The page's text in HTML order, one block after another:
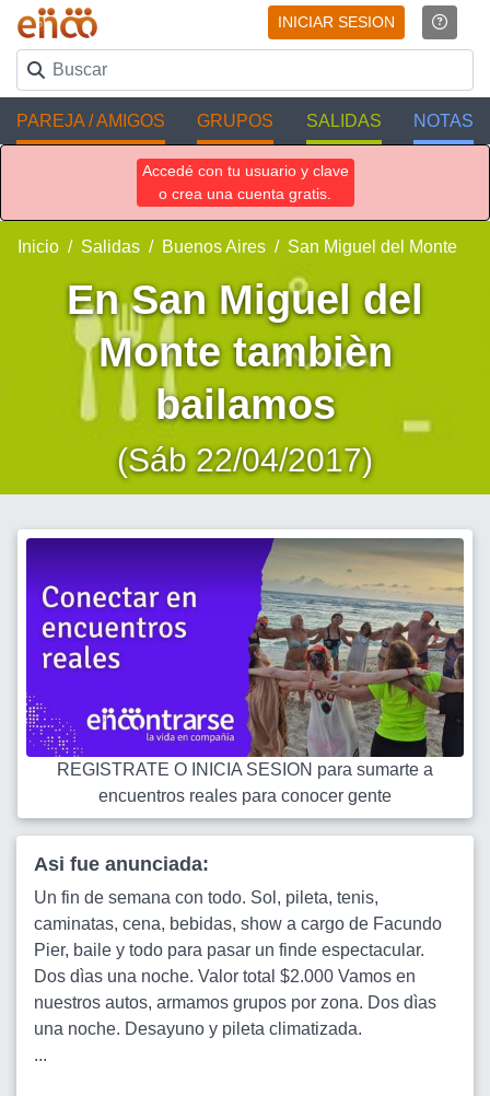
INICIAR SESION
PAREJA / AMIGOS GRUPOS SALIDAS NOTAS
Accedé con tu usuario y clave
o crea una cuenta gratis.
Inicio Salidas Buenos Aires San Miguel del Monte
En San Miguel del
Monte tambièn
bailamos
(Sáb 22/04/2017)
REGISTRATE O INICIA SESION para sumarte a
encuentros reales para conocer gente
Asi fue anunciada:
Un fin de semana con todo. Sol, pileta, tenis,
caminatas, cena, bebidas, show a cargo de Facundo
Pier, baile y todo para pasar un finde espectacular.
Dos dìas una noche. Valor total $2.000 Vamos en
nuestros autos, armamos grupos por zona. Dos dìas
una noche. Desayuno y pileta climatizada.
...